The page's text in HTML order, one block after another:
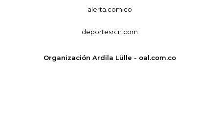
alerta.com.co
deportesrcn.com
Organización Ardila Lülle - oal.com.co